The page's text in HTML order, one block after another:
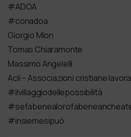
#ADOA
#conadoa
Giorgio Mion
Tomas Chiaramonte
Massimo Angelelli
Acli – Associazioni cristiane
#ilvillaggiodellepossibilità
#insiemesipuò